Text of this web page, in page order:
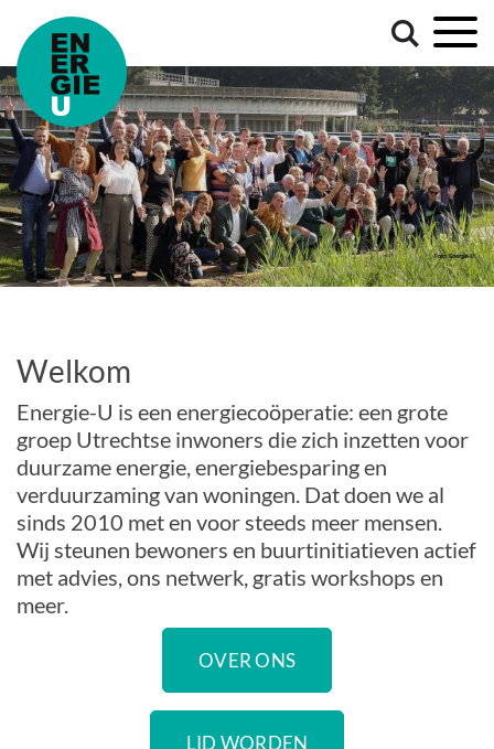
Welkom
Energie-U is een energiecoöperatie: een grote
groep Utrechtse inwoners die zich inzetten voor
duurzame energie, energiebesparing en
verduurzaming van woningen. Dat doen we al
sinds 2010 met en voor steeds meer mensen.
Wij steunen bewoners en buurtinitiatieven actief
met advies, ons netwerk, gratis workshops en
meer.
OVER ONS
LID WORDEN